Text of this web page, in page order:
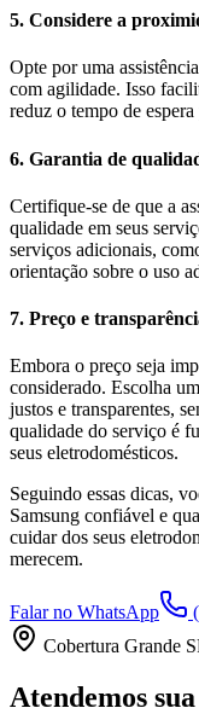
5. Considere a
Opte por uma
com agilidade. Isso
reduz o tempo de
6. Garantia de
Certifique-se de que a
qualidade em seus
serviços adicionais,
orientação sobre o uso
7. Preço e
Embora o preço seja
considerado. Escolha
justos e transparentes,
qualidade do serviço é
seus eletrodomésticos.
Seguindo essas dicas,
Samsung confiável e
cuidar dos seus
merecem.
Falar no WhatsApp
Cobertura Grande
Atendemos